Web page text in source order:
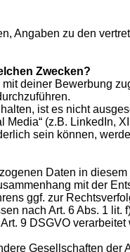
Angaben zu den
Zwecken?
deiner Bewerbung
ist es nicht
Media“ (z.B.
sein können,
Daten in
mit der
ggf. zur
nach Art. 6 Abs. 1
9 DSGVO
Gesellschaften